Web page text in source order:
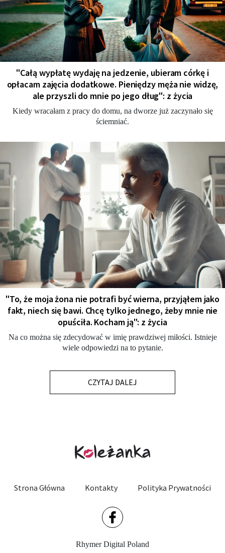
"Całą wypłatę wydaję na jedzenie, ubieram córkę i
opłacam zajęcia dodatkowe. Pieniędzy męża nie widzę,
ale przyszli do mnie po jego dług": z życia
Kiedy wracałam z pracy do domu, na dworze już zaczynało się
ściemniać.
"To, że moja żona nie potrafi być wierna, przyjąłem jako
fakt, niech się bawi. Chcę tylko jednego, żeby mnie nie
opuściła. Kocham ją": z życia
Na co można się zdecydować w imię prawdziwej miłości. Istnieje
wiele odpowiedzi na to pytanie.
CZYTAJ DALEJ
Strona Główna Kontakty Polityka Prywatności
Rhymer Digital Poland